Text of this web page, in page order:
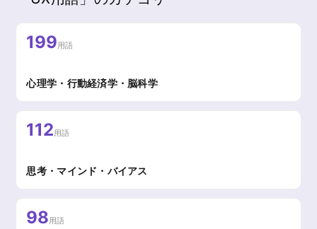
199用語
心理学・行動経済学・脳科学
112用語
思考・マインド・バイアス
98用語